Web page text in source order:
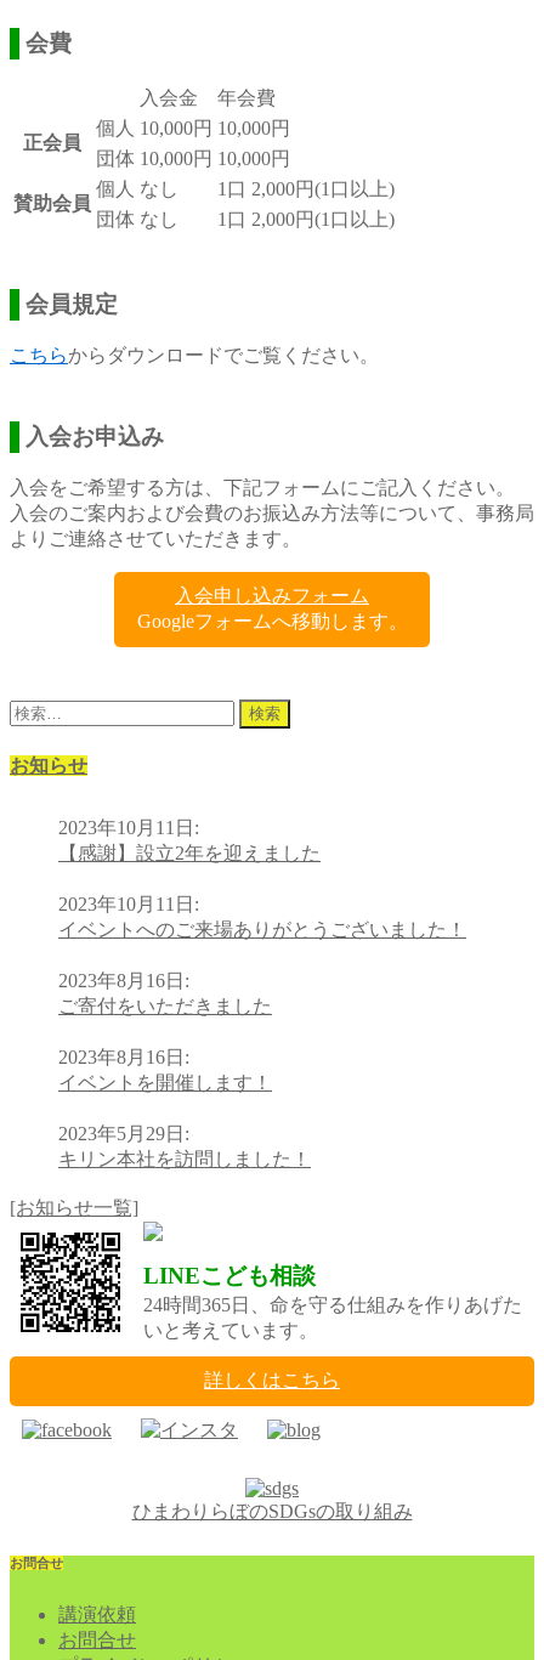
会費
入会金 年会費
正会員
個人 10,000円 10,000円
団体 10,000円 10,000円
賛助会員
個人 なし
1口 2,000円(1口以上)
団体 なし 1口 2,000円(1口以上)
会員規定
こちらからダウンロードでご覧ください。
入会お申込み
入会をご希望する方は、下記フォームにご記入ください。
入会のご案内および会費のお振込み方法等について、事務局
よりご連絡させていただきます。
入会申し込みフォーム
Googleフォームへ移動します。
検
お知らせ
2023年10月11日 :
【感謝】設立2年を迎えました
2023年10月11日 :
イベントへのご来場ありがとうございました！
2023年8月16日 :
ご寄付をいただきました
2023年8月16日 :
イベントを開催します！
2023年5月29日 :
キリン本社を訪問しました！
[お知らせ一覧]
LINEこども相談
24時間365日、命を守る仕組みを作りあげた
いと考えています。
詳しくはこちら
ひまわりらぼのSDGsの取り組み
お問合せ
講演依頼
お問合せ